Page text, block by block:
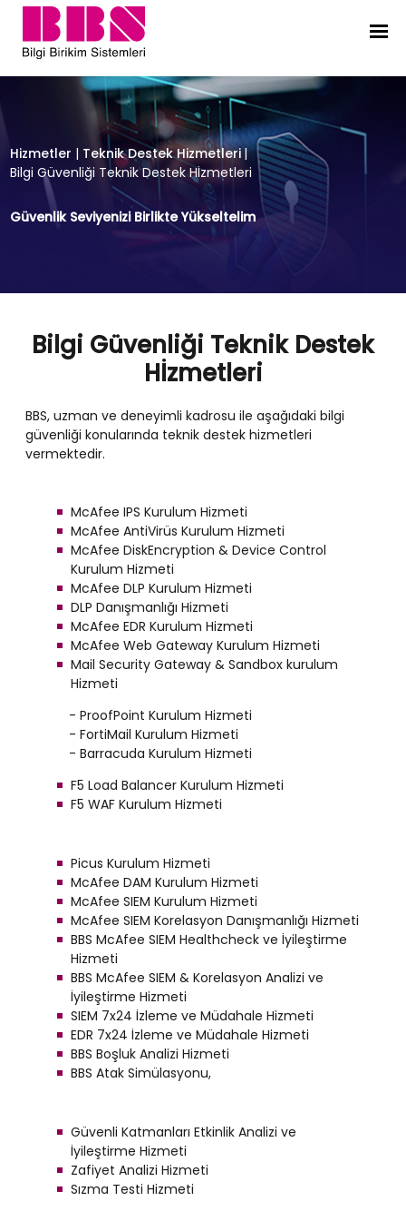
Bilgi Güvenliği Teknik Destek
Hizmetler | Teknik Destek Hizmetleri|
Bilgi Güvenliği Teknik Destek Hİzmetleri
Güvenlik Seviyenizi Birlikte Yükseltelim
Bilgi Güvenliği Teknik Destek
Hİzmetleri
BBS, uzman ve deneyimli kadrosu ile aşağıdaki bilgi
güvenliği konularında teknik destek hizmetleri
vermektedir.
McAfee IPS Kurulum Hizmeti
McAfee AntiVirüs Kurulum Hizmeti
McAfee DiskEncryption & Device Control
Kurulum Hizmeti
McAfee DLP Kurulum Hizmeti
DLP Danışmanlığı Hizmeti
McAfee EDR Kurulum Hizmeti
McAfee Web Gateway Kurulum Hizmeti
Mail Security Gateway & Sandbox kurulum
Hizmeti
- ProofPoint Kurulum Hizmeti
- FortiMail Kurulum Hizmeti
- Barracuda Kurulum Hizmeti
F5 Load Balancer Kurulum Hizmeti
F5 WAF Kurulum Hizmeti
Picus Kurulum Hizmeti
McAfee DAM Kurulum Hizmeti
McAfee SIEM Kurulum Hizmeti
McAfee SIEM Korelasyon Danışmanlığı Hizmeti
BBS McAfee SIEM Healthcheck ve İyileştirme
Hizmeti
BBS McAfee SIEM & Korelasyon Analizi ve
İyileştirme Hizmeti
SIEM 7x24 İzleme ve Müdahale Hizmeti
EDR 7x24 İzleme ve Müdahale Hizmeti
BBS Boşluk Analizi Hizmeti
BBS Atak Simülasyonu,
Güvenli Katmanları Etkinlik Analizi ve
İyileştirme Hizmeti
Zafiyet Analizi Hizmeti
Sızma Testi Hizmeti